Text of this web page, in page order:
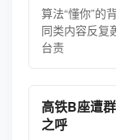
算法“懂你”的
同类内容反复
台责
高铁B座遭
之呼